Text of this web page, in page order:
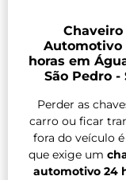
Chaveiro
Automotivo
horas em
São Pedro -
Perder as
carro ou ficar
fora do veículo
que exige um
automotivo 24